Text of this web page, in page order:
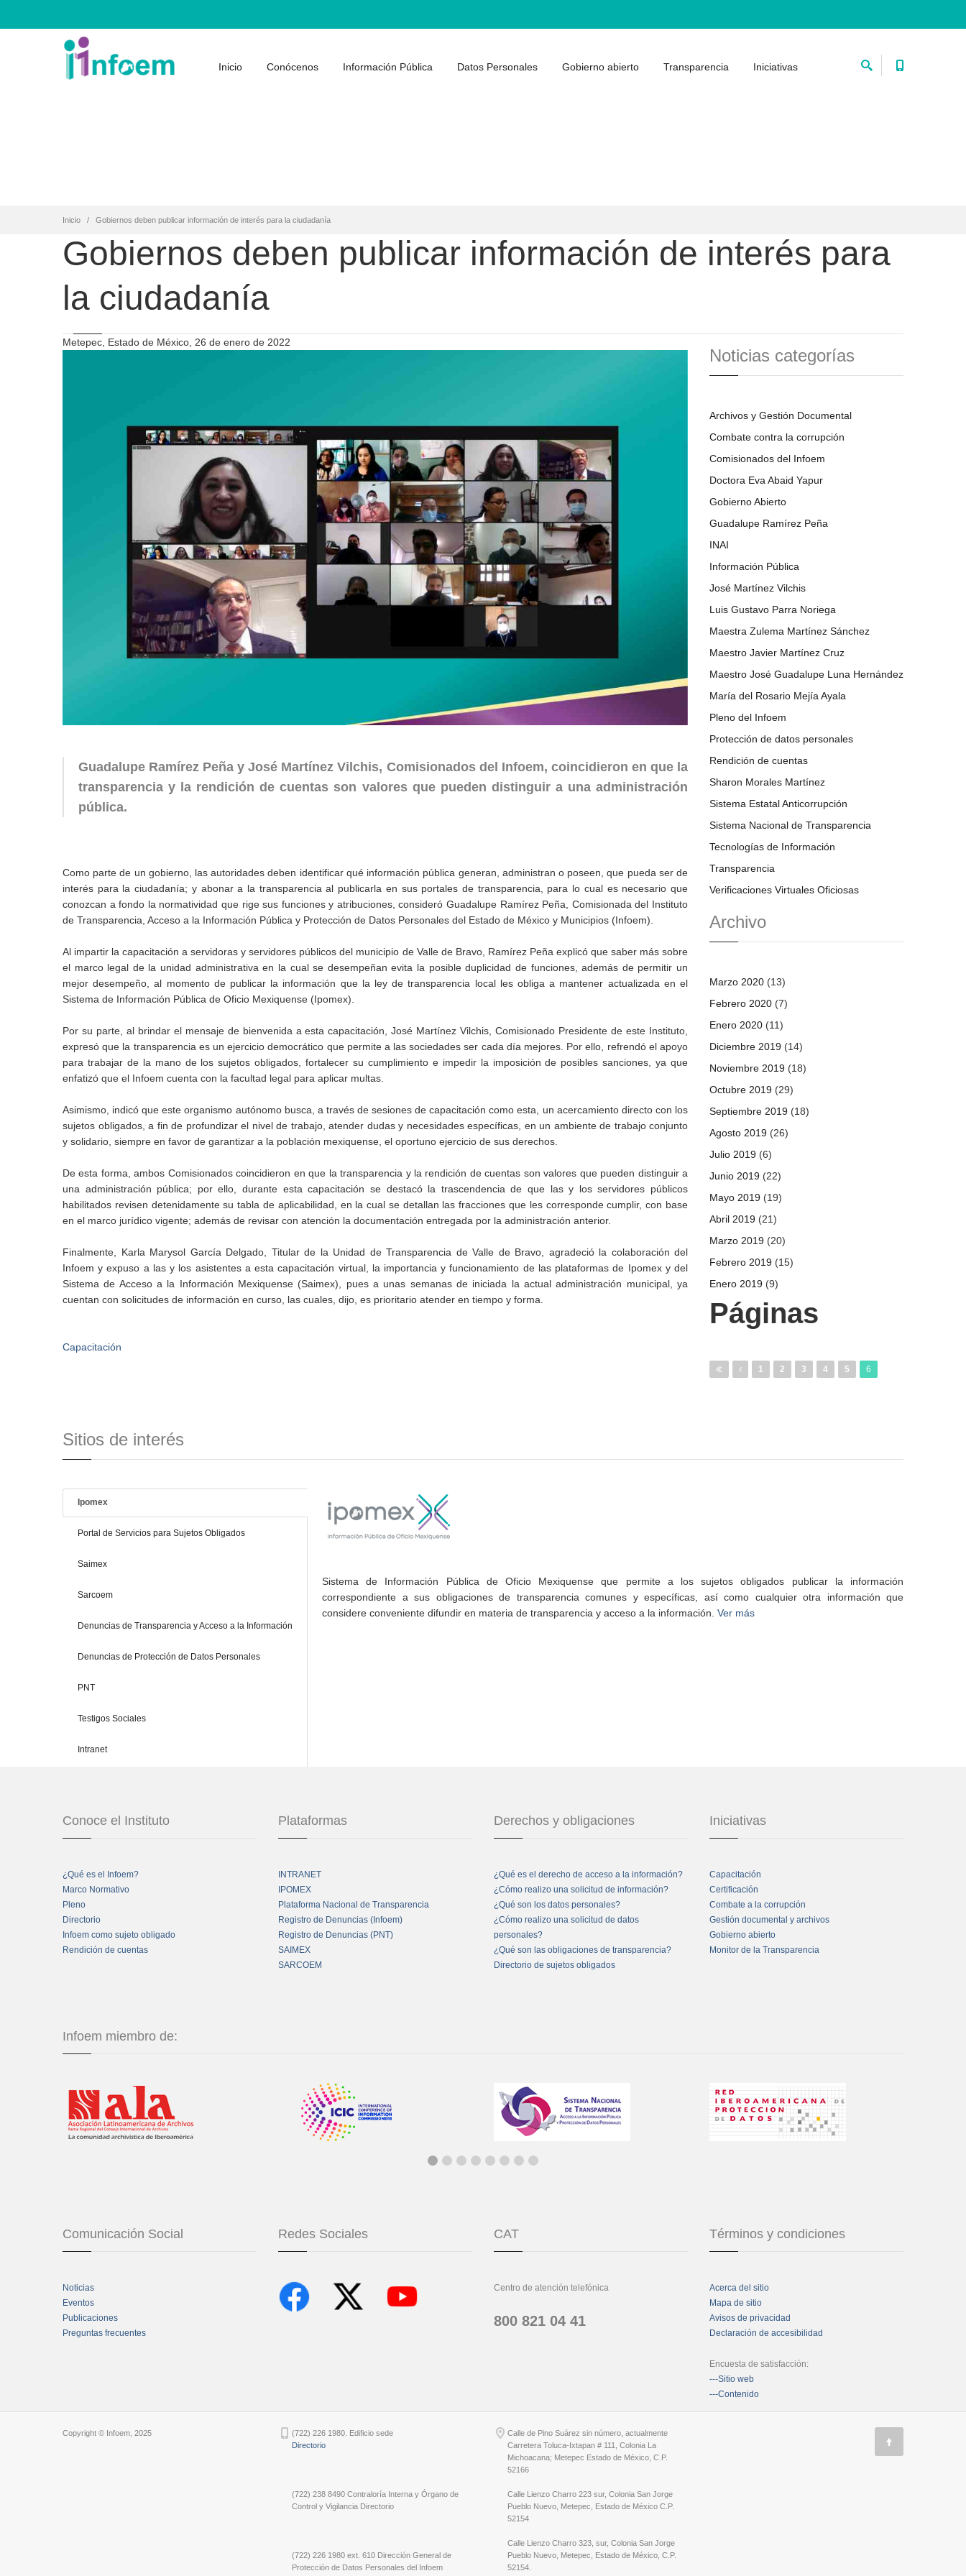
Inicio Conócenos Información Pública Datos Personales Gobierno abierto Transparencia Iniciativas
Inicio Gobiernos deben publicar información de interés para la ciudadanía
Gobiernos deben publicar información de interés para
la ciudadanía
Metepec, Estado de México, 26 de enero de 2022
Guadalupe Ramírez Peña y José Martínez Vilchis, Comisionados del Infoem, coincidieron en que la
transparencia y la rendición de cuentas son valores que pueden distinguir a una administración
pública.
Como parte de un gobierno, las autoridades deben identificar qué información pública generan, administran o poseen, que pueda ser de
interés para la ciudadanía; y abonar a la transparencia al publicarla en sus portales de transparencia, para lo cual es necesario que
conozcan a fondo la normatividad que rige sus funciones y atribuciones, consideró Guadalupe Ramírez Peña, Comisionada del Instituto
de Transparencia, Acceso a la Información Pública y Protección de Datos Personales del Estado de México y Municipios (Infoem).
Al impartir la capacitación a servidoras y servidores públicos del municipio de Valle de Bravo, Ramírez Peña explicó que saber más sobre
el marco legal de la unidad administrativa en la cual se desempeñan evita la posible duplicidad de funciones, además de permitir un
mejor desempeño, al momento de publicar la información que la ley de transparencia local les obliga a mantener actualizada en el
Sistema de Información Pública de Oficio Mexiquense (Ipomex).
Por su parte, al brindar el mensaje de bienvenida a esta capacitación, José Martínez Vilchis, Comisionado Presidente de este Instituto,
expresó que la transparencia es un ejercicio democrático que permite a las sociedades ser cada día mejores. Por ello, refrendó el apoyo
para trabajar de la mano de los sujetos obligados, fortalecer su cumplimiento e impedir la imposición de posibles sanciones, ya que
enfatizó que el Infoem cuenta con la facultad legal para aplicar multas.
Asimismo, indicó que este organismo autónomo busca, a través de sesiones de capacitación como esta, un acercamiento directo con los
sujetos obligados, a fin de profundizar el nivel de trabajo, atender dudas y necesidades específicas, en un ambiente de trabajo conjunto
y solidario, siempre en favor de garantizar a la población mexiquense, el oportuno ejercicio de sus derechos.
De esta forma, ambos Comisionados coincidieron en que la transparencia y la rendición de cuentas son valores que pueden distinguir a
una administración pública; por ello, durante esta capacitación se destacó la trascendencia de que las y los servidores públicos
habilitados revisen detenidamente su tabla de aplicabilidad, en la cual se detallan las fracciones que les corresponde cumplir, con base
en el marco jurídico vigente; además de revisar con atención la documentación entregada por la administración anterior.
Finalmente, Karla Marysol García Delgado, Titular de la Unidad de Transparencia de Valle de Bravo, agradeció la colaboración del
Infoem y expuso a las y los asistentes a esta capacitación virtual, la importancia y funcionamiento de las plataformas de Ipomex y del
Sistema de Acceso a la Información Mexiquense (Saimex), pues a unas semanas de iniciada la actual administración municipal, ya
cuentan con solicitudes de información en curso, las cuales, dijo, es prioritario atender en tiempo y forma.
Capacitación
Noticias categorías
Archivos y Gestión Documental
Combate contra la corrupción
Comisionados del Infoem
Doctora Eva Abaid Yapur
Gobierno Abierto
Guadalupe Ramírez Peña
INAI
Información Pública
José Martínez Vilchis
Luis Gustavo Parra Noriega
Maestra Zulema Martínez Sánchez
Maestro Javier Martínez Cruz
Maestro José Guadalupe Luna Hernández
María del Rosario Mejía Ayala
Pleno del Infoem
Protección de datos personales
Rendición de cuentas
Sharon Morales Martínez
Sistema Estatal Anticorrupción
Sistema Nacional de Transparencia
Tecnologías de Información
Transparencia
Verificaciones Virtuales Oficiosas
Archivo
Marzo 2020 (13)
Febrero 2020 (7)
Enero 2020 (11)
Diciembre 2019 (14)
Noviembre 2019 (18)
Octubre 2019 (29)
Septiembre 2019 (18)
Agosto 2019 (26)
Julio 2019 (6)
Junio 2019 (22)
Mayo 2019 (19)
Abril 2019 (21)
Marzo 2019 (20)
Febrero 2019 (15)
Enero 2019 (9)
Páginas
1 2 3 4 5 6
Sitios de interés
Ipomex
Portal de Servicios para Sujetos Obligados
Saimex
Sarcoem
Denuncias de Transparencia y Acceso a la Información
Denuncias de Protección de Datos Personales
PNT
Testigos Sociales
Intranet
Sistema de Información Pública de Oficio Mexiquense que permite a los sujetos obligados publicar la información
correspondiente a sus obligaciones de transparencia comunes y específicas, así como cualquier otra información que
considere conveniente difundir en materia de transparencia y acceso a la información. Ver más
Conoce el Instituto
¿Qué es el Infoem?
Marco Normativo
Pleno
Directorio
Infoem como sujeto obligado
Rendición de cuentas
Plataformas
INTRANET
IPOMEX
Plataforma Nacional de Transparencia
Registro de Denuncias (Infoem)
Registro de Denuncias (PNT)
SAIMEX
SARCOEM
Derechos y obligaciones
¿Qué es el derecho de acceso a la información?
¿Cómo realizo una solicitud de información?
¿Qué son los datos personales?
¿Cómo realizo una solicitud de datos
personales?
¿Qué son las obligaciones de transparencia?
Directorio de sujetos obligados
Iniciativas
Capacitación
Certificación
Combate a la corrupción
Gestión documental y archivos
Gobierno abierto
Monitor de la Transparencia
Infoem miembro de:
Comunicación Social
Noticias
Eventos
Publicaciones
Preguntas frecuentes
Redes Sociales CAT
Centro de atención telefónica
800 821 04 41
Términos y condiciones
Acerca del sitio
Mapa de sitio
Avisos de privacidad
Declaración de accesibilidad
Encuesta de satisfacción:
---Sitio web
---Contenido
Copyright © Infoem, 2025
(722) 226 1980. Edificio sede
Directorio
(722) 238 8490 Contraloría Interna y Órgano de
Control y Vigilancia Directorio
(722) 226 1980 ext. 610 Dirección General de
Protección de Datos Personales del Infoem
Calle de Pino Suárez sin número, actualmente
Carretera Toluca-Ixtapan # 111, Colonia La
Michoacana; Metepec Estado de México, C.P.
52166
Calle Lienzo Charro 223 sur, Colonia San Jorge
Pueblo Nuevo, Metepec, Estado de México C.P.
52154
Calle Lienzo Charro 323, sur, Colonia San Jorge
Pueblo Nuevo, Metepec, Estado de México, C.P.
52154.